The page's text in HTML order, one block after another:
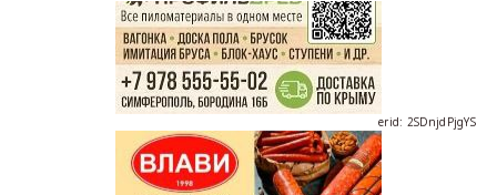
erid: 2SDnjdPjgYS